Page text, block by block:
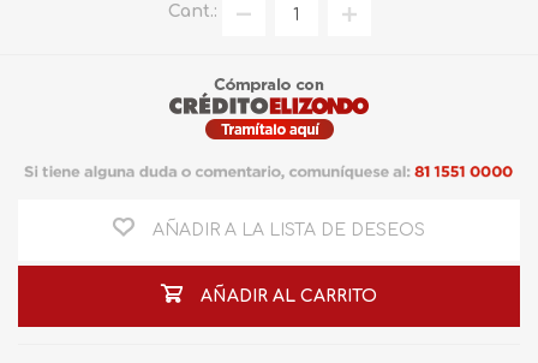
Cant.:
AÑADIR A LA LISTA DE DESEOS
AÑADIR AL CARRITO